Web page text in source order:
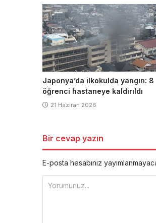
Japonya’da ilkokulda yangın: 8
öğrenci hastaneye kaldırıldı
21 Haziran 2026
Bir cevap yazın
E-posta hesabınız